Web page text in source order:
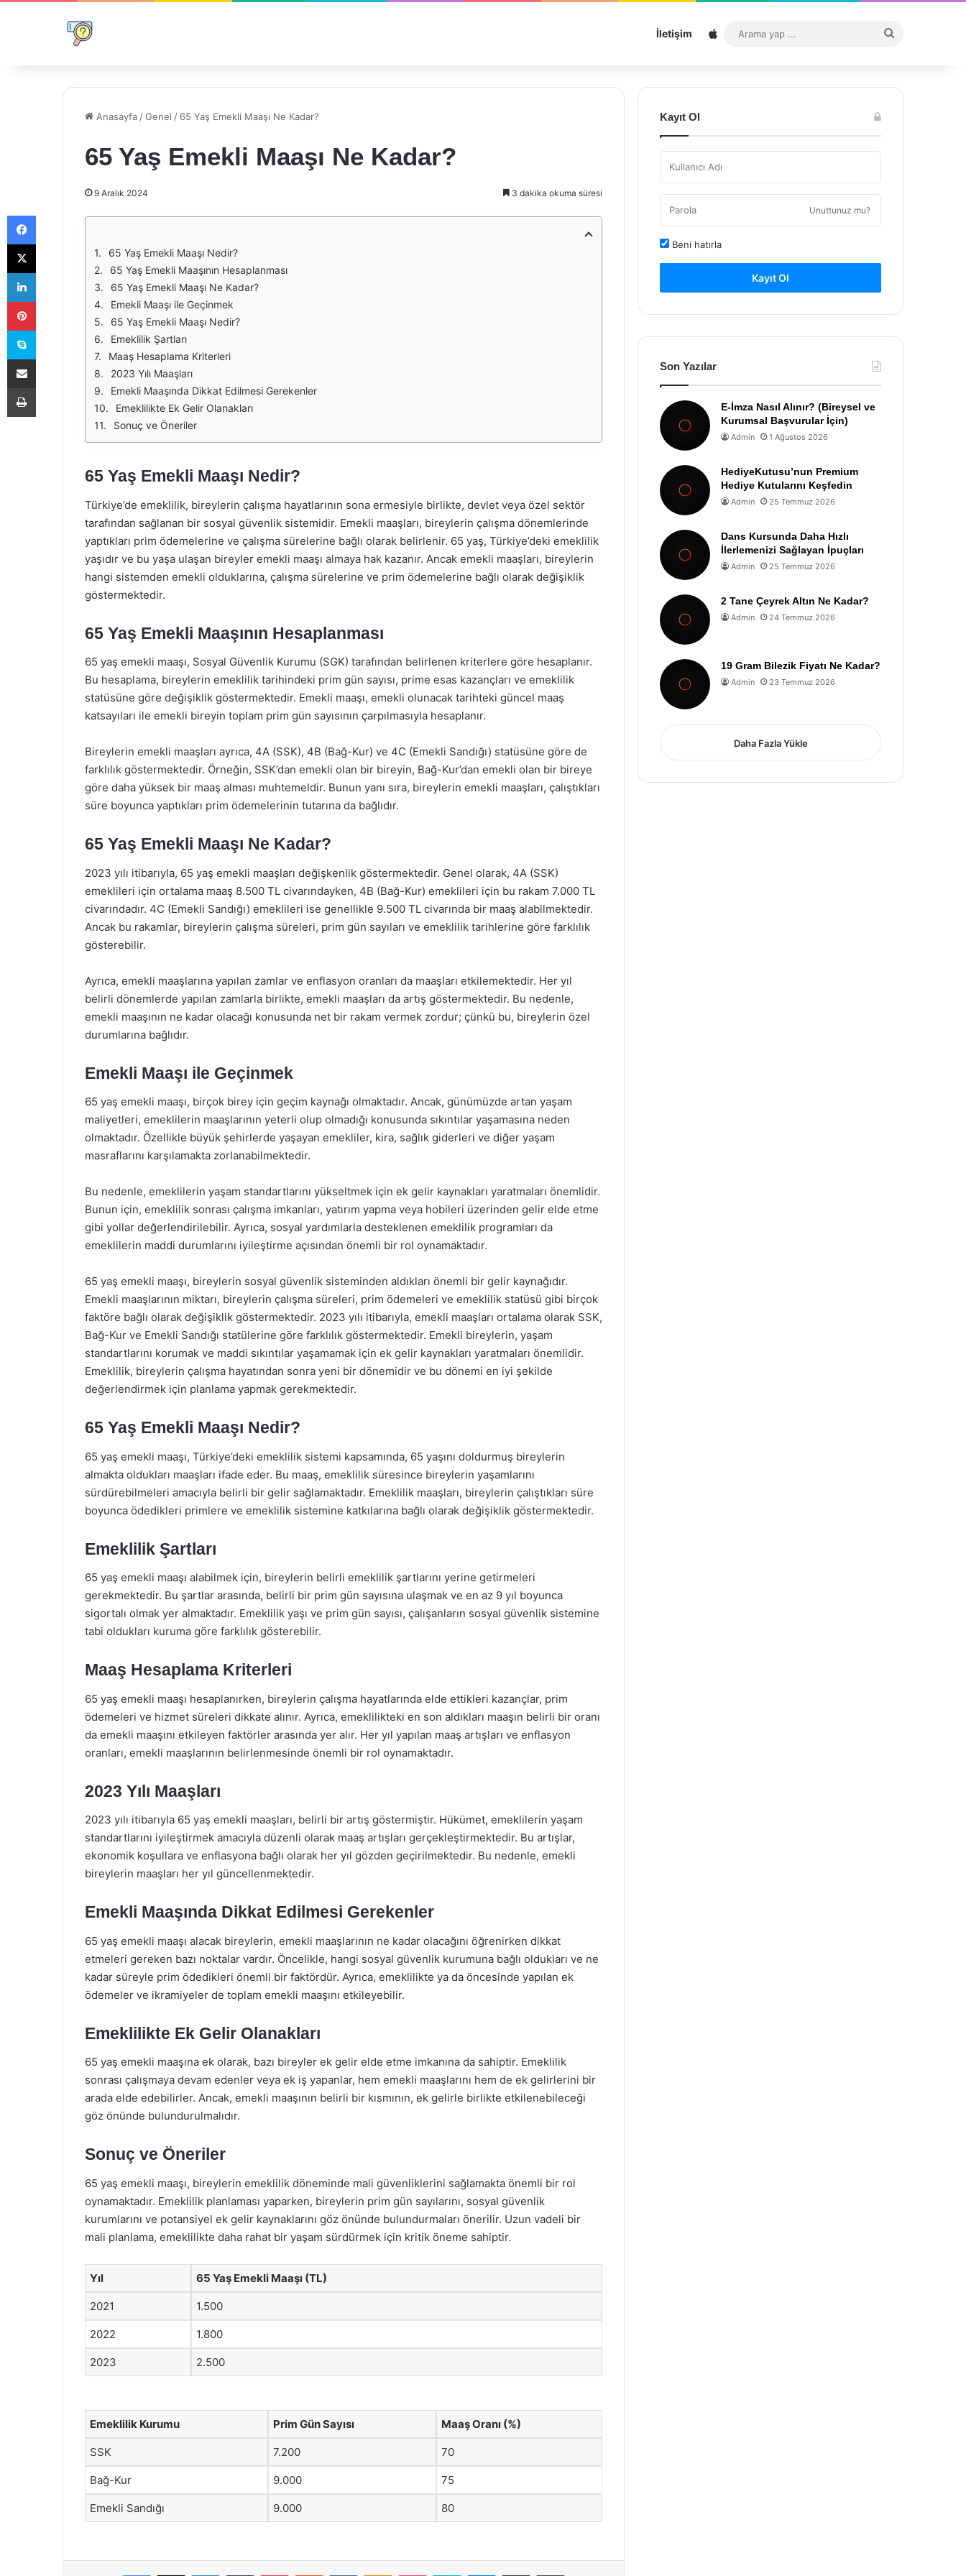
İletişim Sitemap
...
Anasayfa /Genel / 65 Yaş Emekli Maaşı Ne Kadar?
65 Yaş Emekli Maaşı Ne Kadar?
9 Aralık 2024 3 dakika okuma süresi
65 Yaş Emekli Maaşı Nedir?
65 Yaş Emekli Maaşının Hesaplanması
65 Yaş Emekli Maaşı Ne Kadar?
Emekli Maaşı ile Geçinmek
65 Yaş Emekli Maaşı Nedir?
Emeklilik Şartları
Maaş Hesaplama Kriterleri
2023 Yılı Maaşları
Emekli Maaşında Dikkat Edilmesi Gerekenler
Emeklilikte Ek Gelir Olanakları
Sonuç ve Öneriler
65 Yaş Emekli Maaşı Nedir?
Türkiye’de emeklilik, bireylerin çalışma hayatlarının sona ermesiyle birlikte, devlet veya özel sektör
tarafından sağlanan bir sosyal güvenlik sistemidir. Emekli maaşları, bireylerin çalışma dönemlerinde
yaptıkları prim ödemelerine ve çalışma sürelerine bağlı olarak belirlenir. 65 yaş, Türkiye’deki emeklilik
yaşıdır ve bu yaşa ulaşan bireyler emekli maaşı almaya hak kazanır. Ancak emekli maaşları, bireylerin
hangi sistemden emekli olduklarına, çalışma sürelerine ve prim ödemelerine bağlı olarak değişiklik
göstermektedir.
65 Yaş Emekli Maaşının Hesaplanması
65 yaş emekli maaşı, Sosyal Güvenlik Kurumu (SGK) tarafından belirlenen kriterlere göre hesaplanır.
Bu hesaplama, bireylerin emeklilik tarihindeki prim gün sayısı, prime esas kazançları ve emeklilik
statüsüne göre değişiklik göstermektedir. Emekli maaşı, emekli olunacak tarihteki güncel maaş
katsayıları ile emekli bireyin toplam prim gün sayısının çarpılmasıyla hesaplanır.
Bireylerin emekli maaşları ayrıca, 4A (SSK), 4B (Bağ-Kur) ve 4C (Emekli Sandığı) statüsüne göre de
farklılık göstermektedir. Örneğin, SSK’dan emekli olan bir bireyin, Bağ-Kur’dan emekli olan bir bireye
göre daha yüksek bir maaş alması muhtemeldir. Bunun yanı sıra, bireylerin emekli maaşları, çalıştıkları
süre boyunca yaptıkları prim ödemelerinin tutarına da bağlıdır.
65 Yaş Emekli Maaşı Ne Kadar?
2023 yılı itibarıyla, 65 yaş emekli maaşları değişkenlik göstermektedir. Genel olarak, 4A (SSK)
emeklileri için ortalama maaş 8.500 TL civarındayken, 4B (Bağ-Kur) emeklileri için bu rakam 7.000 TL
civarındadır. 4C (Emekli Sandığı) emeklileri ise genellikle 9.500 TL civarında bir maaş alabilmektedir.
Ancak bu rakamlar, bireylerin çalışma süreleri, prim gün sayıları ve emeklilik tarihlerine göre farklılık
gösterebilir.
Ayrıca, emekli maaşlarına yapılan zamlar ve enflasyon oranları da maaşları etkilemektedir. Her yıl
belirli dönemlerde yapılan zamlarla birlikte, emekli maaşları da artış göstermektedir. Bu nedenle,
emekli maaşının ne kadar olacağı konusunda net bir rakam vermek zordur; çünkü bu, bireylerin özel
durumlarına bağlıdır.
Emekli Maaşı ile Geçinmek
65 yaş emekli maaşı, birçok birey için geçim kaynağı olmaktadır. Ancak, günümüzde artan yaşam
maliyetleri, emeklilerin maaşlarının yeterli olup olmadığı konusunda sıkıntılar yaşamasına neden
olmaktadır. Özellikle büyük şehirlerde yaşayan emekliler, kira, sağlık giderleri ve diğer yaşam
masraflarını karşılamakta zorlanabilmektedir.
Bu nedenle, emeklilerin yaşam standartlarını yükseltmek için ek gelir kaynakları yaratmaları önemlidir.
Bunun için, emeklilik sonrası çalışma imkanları, yatırım yapma veya hobileri üzerinden gelir elde etme
gibi yollar değerlendirilebilir. Ayrıca, sosyal yardımlarla desteklenen emeklilik programları da
emeklilerin maddi durumlarını iyileştirme açısından önemli bir rol oynamaktadır.
65 yaş emekli maaşı, bireylerin sosyal güvenlik sisteminden aldıkları önemli bir gelir kaynağıdır.
Emekli maaşlarının miktarı, bireylerin çalışma süreleri, prim ödemeleri ve emeklilik statüsü gibi birçok
faktöre bağlı olarak değişiklik göstermektedir. 2023 yılı itibarıyla, emekli maaşları ortalama olarak SSK,
Bağ-Kur ve Emekli Sandığı statülerine göre farklılık göstermektedir. Emekli bireylerin, yaşam
standartlarını korumak ve maddi sıkıntılar yaşamamak için ek gelir kaynakları yaratmaları önemlidir.
Emeklilik, bireylerin çalışma hayatından sonra yeni bir dönemidir ve bu dönemi en iyi şekilde
değerlendirmek için planlama yapmak gerekmektedir.
65 Yaş Emekli Maaşı Nedir?
65 yaş emekli maaşı, Türkiye’deki emeklilik sistemi kapsamında, 65 yaşını doldurmuş bireylerin
almakta oldukları maaşları ifade eder. Bu maaş, emeklilik süresince bireylerin yaşamlarını
sürdürebilmeleri amacıyla belirli bir gelir sağlamaktadır. Emeklilik maaşları, bireylerin çalıştıkları süre
boyunca ödedikleri primlere ve emeklilik sistemine katkılarına bağlı olarak değişiklik göstermektedir.
Emeklilik Şartları
65 yaş emekli maaşı alabilmek için, bireylerin belirli emeklilik şartlarını yerine getirmeleri
gerekmektedir. Bu şartlar arasında, belirli bir prim gün sayısına ulaşmak ve en az 9 yıl boyunca
sigortalı olmak yer almaktadır. Emeklilik yaşı ve prim gün sayısı, çalışanların sosyal güvenlik sistemine
tabi oldukları kuruma göre farklılık gösterebilir.
Maaş Hesaplama Kriterleri
65 yaş emekli maaşı hesaplanırken, bireylerin çalışma hayatlarında elde ettikleri kazançlar, prim
ödemeleri ve hizmet süreleri dikkate alınır. Ayrıca, emeklilikteki en son aldıkları maaşın belirli bir oranı
da emekli maaşını etkileyen faktörler arasında yer alır. Her yıl yapılan maaş artışları ve enflasyon
oranları, emekli maaşlarının belirlenmesinde önemli bir rol oynamaktadır.
2023 Yılı Maaşları
2023 yılı itibarıyla 65 yaş emekli maaşları, belirli bir artış göstermiştir. Hükümet, emeklilerin yaşam
standartlarını iyileştirmek amacıyla düzenli olarak maaş artışları gerçekleştirmektedir. Bu artışlar,
ekonomik koşullara ve enflasyona bağlı olarak her yıl gözden geçirilmektedir. Bu nedenle, emekli
bireylerin maaşları her yıl güncellenmektedir.
Emekli Maaşında Dikkat Edilmesi Gerekenler
65 yaş emekli maaşı alacak bireylerin, emekli maaşlarının ne kadar olacağını öğrenirken dikkat
etmeleri gereken bazı noktalar vardır. Öncelikle, hangi sosyal güvenlik kurumuna bağlı oldukları ve ne
kadar süreyle prim ödedikleri önemli bir faktördür. Ayrıca, emeklilikte ya da öncesinde yapılan ek
ödemeler ve ikramiyeler de toplam emekli maaşını etkileyebilir.
Emeklilikte Ek Gelir Olanakları
65 yaş emekli maaşına ek olarak, bazı bireyler ek gelir elde etme imkanına da sahiptir. Emeklilik
sonrası çalışmaya devam edenler veya ek iş yapanlar, hem emekli maaşlarını hem de ek gelirlerini bir
arada elde edebilirler. Ancak, emekli maaşının belirli bir kısmının, ek gelirle birlikte etkilenebileceği
göz önünde bulundurulmalıdır.
Sonuç ve Öneriler
65 yaş emekli maaşı, bireylerin emeklilik döneminde mali güvenliklerini sağlamakta önemli bir rol
oynamaktadır. Emeklilik planlaması yaparken, bireylerin prim gün sayılarını, sosyal güvenlik
kurumlarını ve potansiyel ek gelir kaynaklarını göz önünde bulundurmaları önerilir. Uzun vadeli bir
mali planlama, emeklilikte daha rahat bir yaşam sürdürmek için kritik öneme sahiptir.
Yıl 65 Yaş Emekli Maaşı (TL)
2021 1.500
2022 1.800
2023 2.500
Emeklilik Kurumu Prim Gün Sayısı Maaş Oranı (%)
SSK 7.200 70
Bağ-Kur 9.000 75
Emekli Sandığı 9.000 80
Kayıt Ol
Unuttunuz mu?
Beni hatırla
Kayıt Ol
Son Yazılar
E-İmza Nasıl Alınır? (Bireysel ve
Kurumsal Başvurular İçin)
Admin 1 Ağustos 2026
HediyeKutusu’nun Premium
Hediye Kutularını Keşfedin
Admin 25 Temmuz 2026
Dans Kursunda Daha Hızlı
İlerlemenizi Sağlayan İpuçları
Admin 25 Temmuz 2026
2 Tane Çeyrek Altın Ne Kadar?
Admin 24 Temmuz 2026
19 Gram Bilezik Fiyatı Ne Kadar?
Admin 23 Temmuz 2026
Daha Fazla Yükle
Facebook
X
LinkedIn
Pinterest
Skype
E-Posta ile paylaş